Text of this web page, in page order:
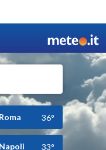
Roma 36°
Napoli 33°